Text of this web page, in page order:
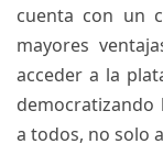
cuenta con un
mayores
acceder a la
a todos, no solo